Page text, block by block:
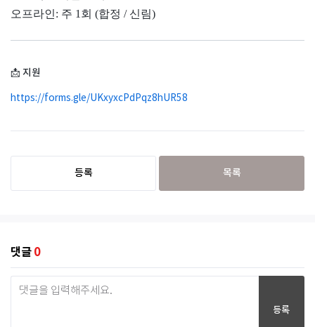
오프라인: 주 1회 (합정 / 신림)
📩 지원
https://forms.gle/UKxyxcPdPqz8hUR58
등록 목록
댓글 0
등록